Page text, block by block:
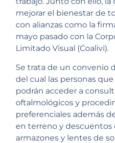
mejorar el bienestar de
con alianzas como la
mayo pasado con la
Limitado Visual (Coalivi).
Se trata de un convenio
del cual las personas
podrán acceder a
oftalmológicos y
preferenciales además
en terreno y descuentos
armazones y lentes de